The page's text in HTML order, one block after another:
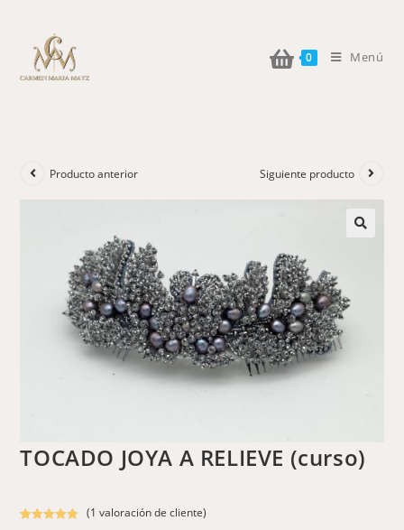
0 Menú
Producto anterior Siguiente producto
TOCADO JOYA A RELIEVE (curso)
(1 valoración de cliente)